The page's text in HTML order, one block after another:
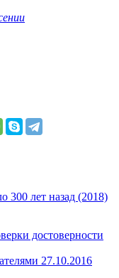
300 лет назад (2018)
достоверности
27.10.2016